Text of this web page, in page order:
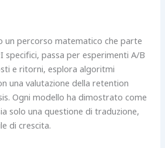
un percorso matematico che parte
specifici, passa per esperimenti A/B
e ritorni, esplora algoritmi
una valutazione della retention
Ogni modello ha dimostrato come
solo una questione di traduzione,
di crescita.